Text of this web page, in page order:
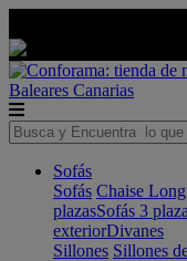
Baleares Canarias
Sofás
Sofás Chaise
plazasSofás 3
exteriorDivanes
Sillones Sillones